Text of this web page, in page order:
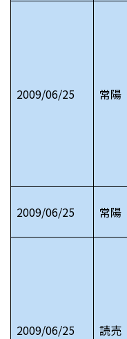
2009/06/25 常陽
2009/06/25 常陽
2009/06/25 読売